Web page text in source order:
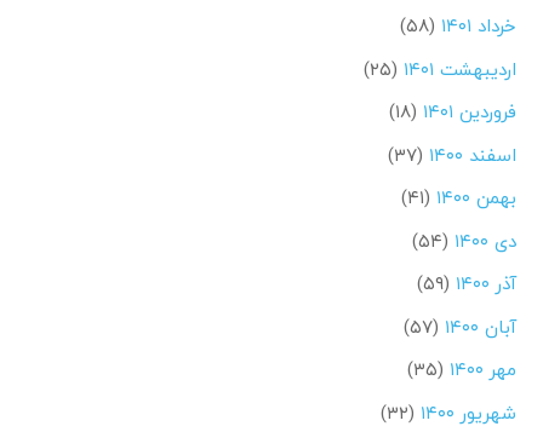
خرداد ۱۴۰۱
(۵۸)
اردیبهشت ۱۴۰۱
(۲۵)
فروردین ۱۴۰۱
(۱۸)
اسفند ۱۴۰۰
(۳۷)
بهمن ۱۴۰۰
(۴۱)
دی ۱۴۰۰
(۵۴)
آذر ۱۴۰۰
(۵۹)
آبان ۱۴۰۰
(۵۷)
مهر ۱۴۰۰
(۳۵)
شهریور ۱۴۰۰
(۳۲)